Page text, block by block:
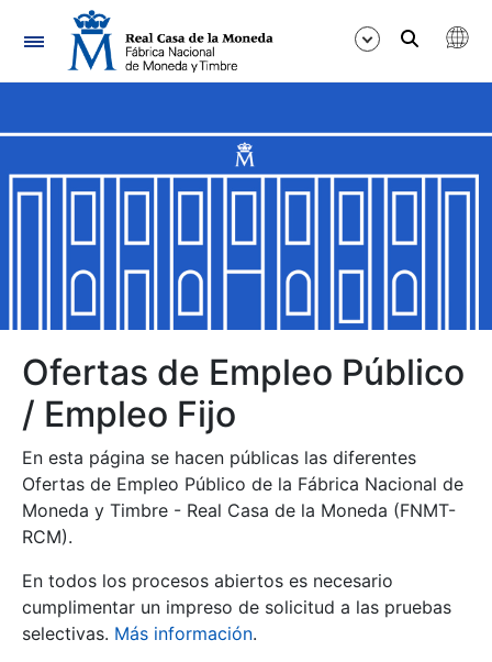
Navegación
Mostrar/Ocultar
Mostrar/Ocultar
Mostrar/Ocultar
Mostrar/Ocultar
Mostrar/Ocultar
Ofertas de Empleo Público
/ Empleo Fijo
En esta página se hacen públicas las diferentes
Ofertas de Empleo Público de la Fábrica Nacional de
Moneda y Timbre - Real Casa de la Moneda (FNMT-
RCM).
En todos los procesos abiertos es necesario
cumplimentar un impreso de solicitud a las pruebas
selectivas. Más información.